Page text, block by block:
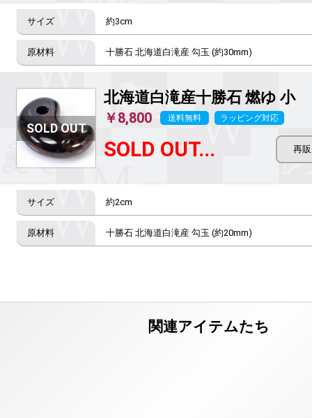
約3cm
十勝石 北海道白滝産 勾玉 (約30mm)
北海道白滝産十勝石 燃ゆ 小
￥8,800 送料無料 ラッピング対応
SOLD OUT...
約2cm
十勝石 北海道白滝産 勾玉 (約20mm)